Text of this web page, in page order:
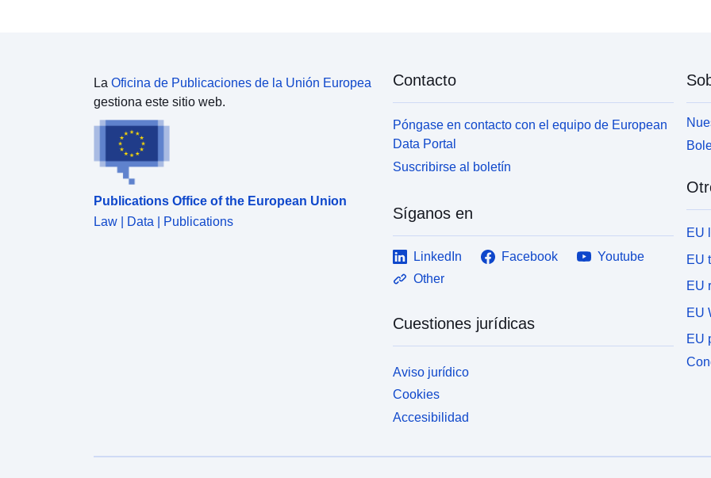
La Oficina de Publicaciones de la Unión Europea
gestiona este sitio web.
Publications Office of the European Union
Law | Data | Publications
Contacto
Póngase en contacto con el equipo de European
Data Portal
Suscribirse al boletín
Síganos en
LinkedIn Facebook
Youtube
Other
Cuestiones jurídicas
Aviso jurídico
Cookies
Accesibilidad
EU
EU
EU
EU
EU